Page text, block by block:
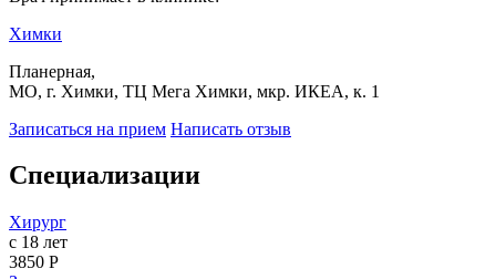
Химки
Планерная,
МО, г. Химки, ТЦ Мега Химки, мкр. ИКЕА, к. 1
Записаться на прием Написать отзыв
Специализации
Хирург
с 18 лет
3850 Р